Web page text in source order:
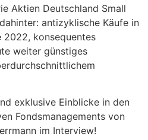
Aktien Deutschland Small
antizyklische Käufe in
2022, konsequentes
weiter günstiges
exklusive Einblicke in den
Fondsmanagements von
im Interview!